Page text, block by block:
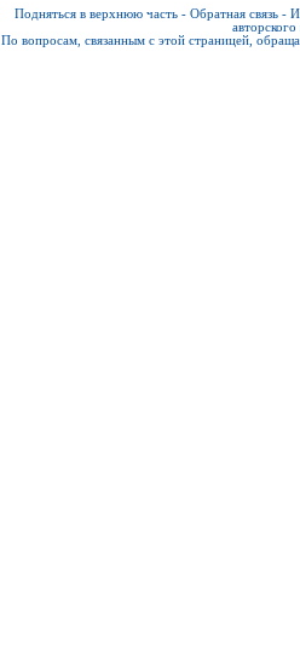
Подняться в верхнюю часть - Обратная связь -
По вопросам, связанным с этой страницей,